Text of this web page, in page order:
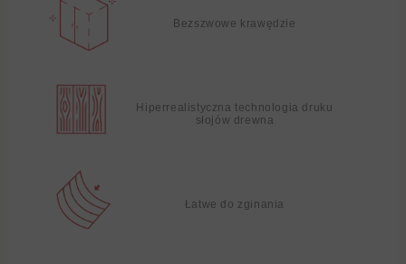
Bezszwowe krawędzie
Hiperrealistyczna technologia druku
słojów drewna
Łatwe do zginania